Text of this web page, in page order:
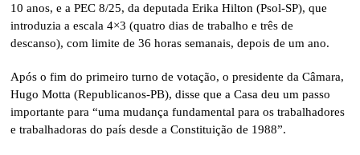
10 anos, e a PEC 8/25, da deputada Erika Hilton (Psol-SP), que
introduzia a escala 4×3 (quatro dias de trabalho e três de
descanso), com limite de 36 horas semanais, depois de um ano.
Após o fim do primeiro turno de votação, o presidente da Câmara,
Hugo Motta (Republicanos-PB), disse que a Casa deu um passo
importante para “uma mudança fundamental para os trabalhadores
e trabalhadoras do país desde a Constituição de 1988”.